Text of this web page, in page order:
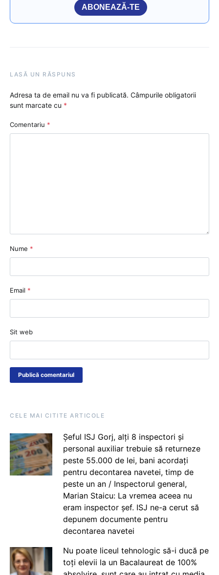
ABONEAZĂ-TE
LASĂ UN RĂSPUNS
Adresa ta de email nu va fi publicată. Câmpurile obligatorii
sunt marcate cu *
Comentariu *
Nume *
Email *
Sit web
CELE MAI CITITE ARTICOLE
Șeful ISJ Gorj, alți 8 inspectori și
personal auxiliar trebuie să returneze
peste 55.000 de lei, bani acordați
pentru decontarea navetei, timp de
peste un an / Inspectorul general,
Marian Staicu: La vremea aceea nu
eram inspector șef. ISJ ne-a cerut să
depunem documente pentru
decontarea navetei
Nu poate liceul tehnologic să-i ducă pe
toți elevii la un Bacalaureat de 100%